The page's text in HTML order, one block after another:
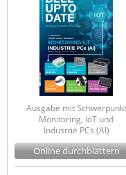
Energiemessung
Energieverteilung
IP, WLAN & GSM
Datenlogger
IoT - Internet of Things
Remote I/O
IPC, Industrielle
Industrielle
Industrielle Computer
Wi-Fi - WLAN - Wireless
IT Netzwerktechnik /
Sonstige
Serverräume
RMA / Rücksendung /
Comet System
CompleTech
Contemporary
Eaton
Enginko - mcf88
Ausgabe mit Schwerpunkt
Monitoring, IoT und
Industrie PCs (AI)
Online durchblättern